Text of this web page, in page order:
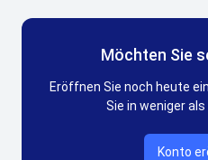
Möchten Sie
Eröffnen Sie noch heute
Sie in weniger als
Konto